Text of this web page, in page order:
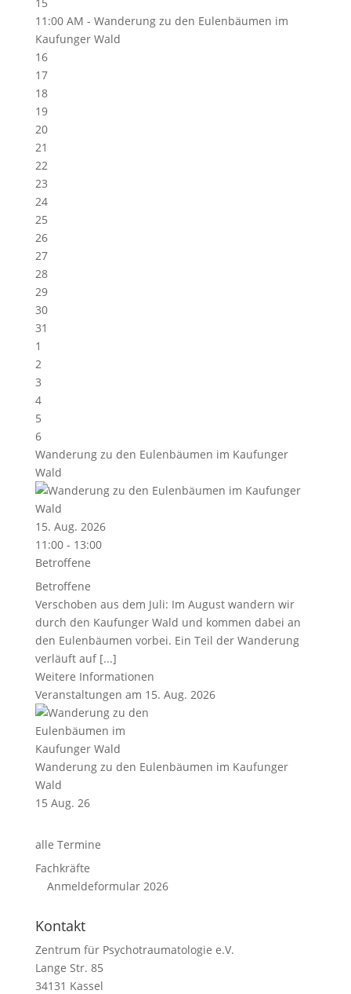
11:00 AM - Wanderung zu den Eulenbäumen im
Kaufunger Wald
16
17
18
19
20
21
22
23
24
25
26
27
28
29
30
31
1
2
3
4
5
6
Wanderung zu den Eulenbäumen im Kaufunger
Wald
15. Aug. 2026
11:00 - 13:00
Betroffene
Betroffene
Verschoben aus dem Juli: Im August wandern wir
durch den Kaufunger Wald und kommen dabei an
den Eulenbäumen vorbei. Ein Teil der Wanderung
verläuft auf [...]
Weitere Informationen
Veranstaltungen am 15. Aug. 2026
Wanderung zu den Eulenbäumen im Kaufunger
Wald
15 Aug. 26
alle Termine
Fachkräfte
Anmeldeformular 2026
Kontakt
Zentrum für Psychotraumatologie e.V.
Lange Str. 85
34131 Kassel